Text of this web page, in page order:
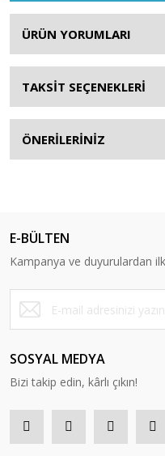
ÜRÜN YORUMLARI
TAKSİT SEÇENEKLERİ
ÖNERİLERİNİZ
E-BÜLTEN
Kampanya ve duyurulardan
SOSYAL MEDYA
Bizi takip edin, kârlı çıkın!